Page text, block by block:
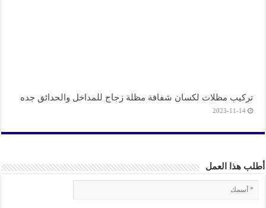
تركيب مظلات لكسان شفافة مظلة زجاج للمداخل والحدائق جده
2023-11-14
أطلب هذا العمل